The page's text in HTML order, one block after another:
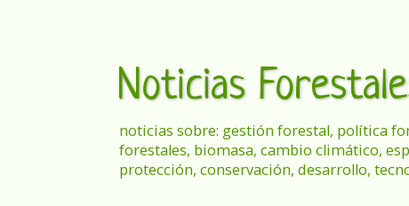
Noticias
noticias sobre: gestión forestal, política
forestales, biomasa, cambio climático,
protección, conservación, desarrollo,